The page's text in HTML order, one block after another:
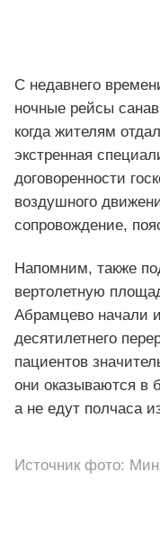
С недавнего
ночные рейсы
когда жителям
экстренная
договоренности
воздушного
сопровождение,
Напомним, также
вертолетную
Абрамцево начали
десятилетнего
пациентов
они оказываются в
а не едут полчаса
Источник фото: